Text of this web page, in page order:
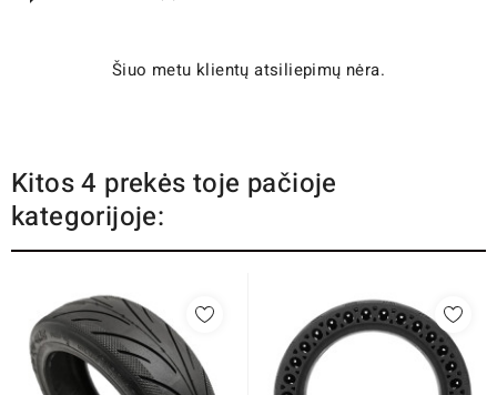
Šiuo metu klientų atsiliepimų nėra.
Kitos 4 prekės toje pačioje
kategorijoje: